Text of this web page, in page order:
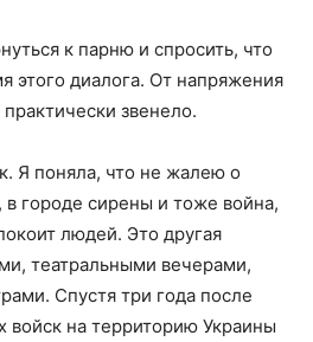
к парню и спросить, что
этого диалога. От напряжения
звенело.
Я поняла, что не жалею о
в городе сирены и тоже война,
людей. Это другая
театральными вечерами,
Спустя три года после
войск на территорию Украины